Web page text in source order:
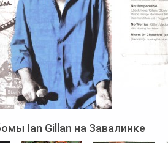
Ian Gillan на Завалинке